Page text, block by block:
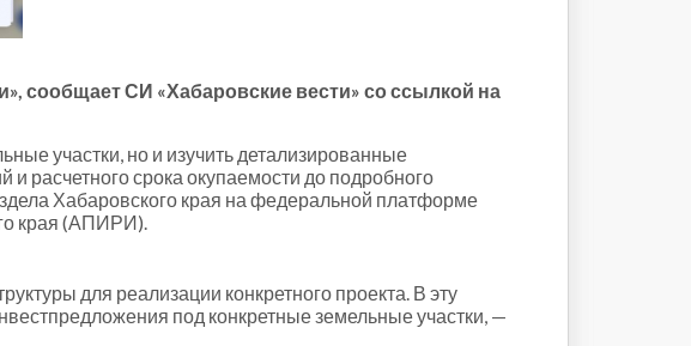
сообщает СИ «Хабаровские вести» со ссылкой на
участки, но и изучить детализированные
расчетного срока окупаемости до подробного
Хабаровского края на федеральной платформе
края (АПИРИ).
для реализации конкретного проекта. В эту
под конкретные земельные участки, —